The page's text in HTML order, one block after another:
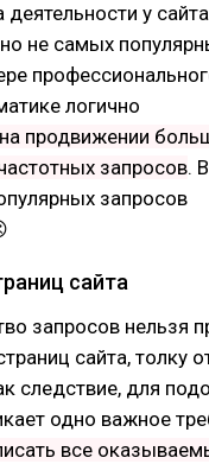
у
не самых
логично
продвижении
запросов.
запросов
сайта
запросов нельзя
сайта, толку
следствие, для
одно важное
все